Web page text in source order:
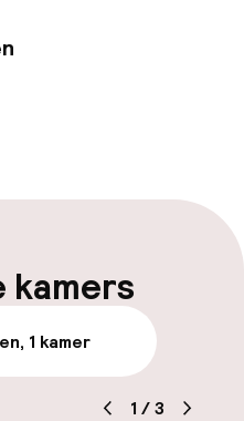
kamers
1 kamer
1 /3